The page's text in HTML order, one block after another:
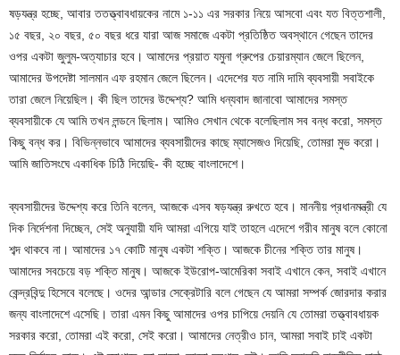
ষড়যন্ত্র হচ্ছে, আবার ততত্ত্বাবধায়কের নামে ১-১১ এর সরকার নিয়ে আসবো এবং যত বিত্তশালী,
১৫ বছর, ২০ বছর, ৫০ বছর ধরে যারা আজ সমাজে একটা প্রতিষ্ঠিত অবস্থানে গেছেন তাদের
ওপর একটা জুলুম-অত্যাচার হবে। আমাদের প্রয়াত যমুনা গ্রুপের চেয়ারম্যান জেলে ছিলেন,
আমাদের উপদেষ্টা সালমান এফ রহমান জেলে ছিলেন। এদেশের যত নামি দামি ব্যবসায়ী সবাইকে
তারা জেলে নিয়েছিল। কী ছিল তাদের উদ্দেশ্য? আমি ধন্যবাদ জানাবো আমাদের সমস্ত
ব্যবসায়ীকে যে আমি তখন লন্ডনে ছিলাম। আমিও সেখান থেকে বলেছিলাম সব বন্ধ করো, সমস্ত
কিছু বন্ধ কর। বিভিন্নভাবে আমাদের ব্যবসায়ীদের কাছে ম্যাসেজও দিয়েছি, তোমরা মুভ করো।
আমি জাতিসংঘে একাধিক চিঠি দিয়েছি- কী হচ্ছে বাংলাদেশে।
ব্যবসায়ীদের উদ্দেশ্য করে তিনি বলেন, আজকে এসব ষড়যন্ত্র রুখতে হবে। মাননীয় প্রধানমন্ত্রী যে
দিক নির্দেশনা দিচ্ছেন, সেই অনুযায়ী যদি আমরা এগিয়ে যাই তাহলে এদেশে গরীব মানুষ বলে কোনো
শব্দ থাকবে না। আমাদের ১৭ কোটি মানুষ একটা শক্তি। আজকে চীনের শক্তি তার মানুষ।
আমাদের সবচেয়ে বড় শক্তি মানুষ। আজকে ইউরোপ-আমেরিকা সবাই এখানে কেন, সবাই এখানে
কেন্দ্রবিন্দু হিসেবে বলেছে। ওদের আন্ডার সেক্রেটারি বলে গেছেন যে আমরা সম্পর্ক জোরদার করার
জন্য বাংলাদেশে এসেছি। তারা এমন কিছু আমাদের ওপর চাপিয়ে দেয়নি যে তোমরা তত্ত্বাবধায়ক
সরকার করো, তোমরা এই করো, সেই করো। আমাদের নেত্রীও চান, আমরা সবাই চাই একটা